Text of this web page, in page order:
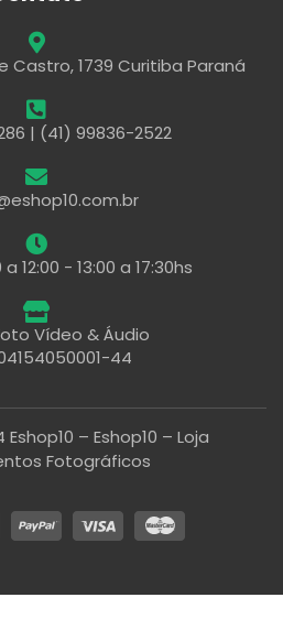
Castro, 1739 Curitiba Paraná
| (41) 99836-2522
12:00 - 13:00 a 17:30hs
Vídeo & Áudio
44
– Eshop10 – Loja
Fotográficos